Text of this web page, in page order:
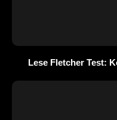
Lese Fletcher Test: